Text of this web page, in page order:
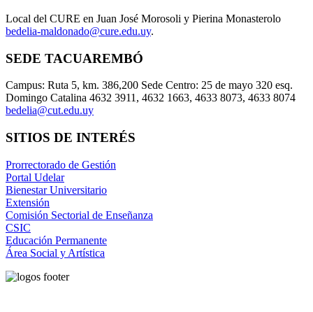
Local del CURE en Juan José Morosoli y Pierina Monasterolo
bedelia-maldonado@cure.edu.uy.
SEDE TACUAREMBÓ
Campus: Ruta 5, km. 386,200 Sede Centro: 25 de mayo 320 esq.
Domingo Catalina 4632 3911, 4632 1663, 4633 8073, 4633 8074
bedelia@cut.edu.uy
SITIOS DE INTERÉS
Prorrectorado de Gestión
Portal Udelar
Bienestar Universitario
Extensión
Comisión Sectorial de Enseñanza
CSIC
Educación Permanente
Área Social y Artística